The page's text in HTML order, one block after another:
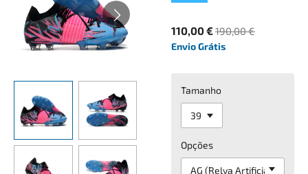
110,00 €190,00 €
Envio Grátis
Tamanho
Opções